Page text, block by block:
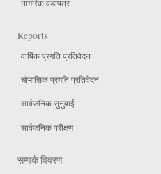
नागरिक वडापत्र
Reports
वार्षिक प्रगति प्रतिवेदन
चौमासिक प्रगति प्रतिवेदन
सार्वजनिक सुनुवाई
सार्वजनिक परीक्षण
सम्पर्क विवरण